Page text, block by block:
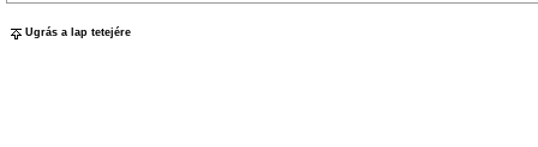
Ugrás a lap tetejére